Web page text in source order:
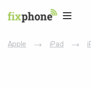
Apple iPad